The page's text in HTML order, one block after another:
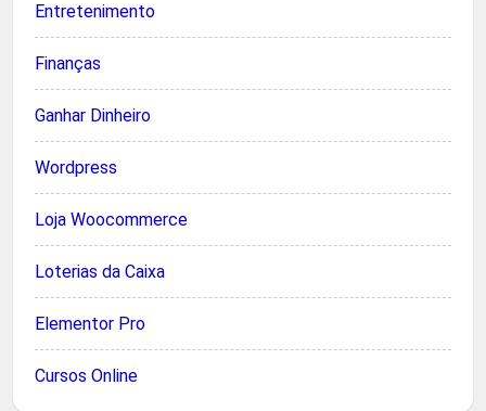
Entretenimento
Finanças
Ganhar Dinheiro
Wordpress
Loja Woocommerce
Loterias da Caixa
Elementor Pro
Cursos Online